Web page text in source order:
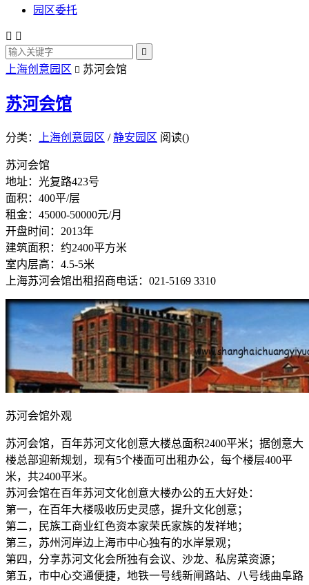
园区委托
 

上海创意园区  苏河会馆
苏河会馆
分类： 上海创意园区 /静安园区 阅读()
苏河会馆
地址：光复路423号
面积：400平/层
租金：45000-50000元/月
开盘时间：2013年
建筑面积：约2400平方米
室内层高：4.5-5米
上海苏河会馆出租招商电话：021-5169 3310
苏河会馆外观
苏河会馆，百年苏河文化创意大楼总面积2400平米；据创意大
楼总部迎新规划，现有5个楼面可出租办公，每个楼层400平
米，共2400平米。
苏河会馆在百年苏河文化创意大楼办公的五大好处：
第一，在百年大楼吸收历史灵感，提升文化创意；
第二，民族工商业红色资本家荣氏家族的发祥地；
第三，苏州河岸边上海市中心独有的水岸景观；
第四，分享苏河文化会所独有会议、沙龙、私房菜资源；
第五，市中心交通便捷，地铁一号线新闸路站、八号线曲阜路